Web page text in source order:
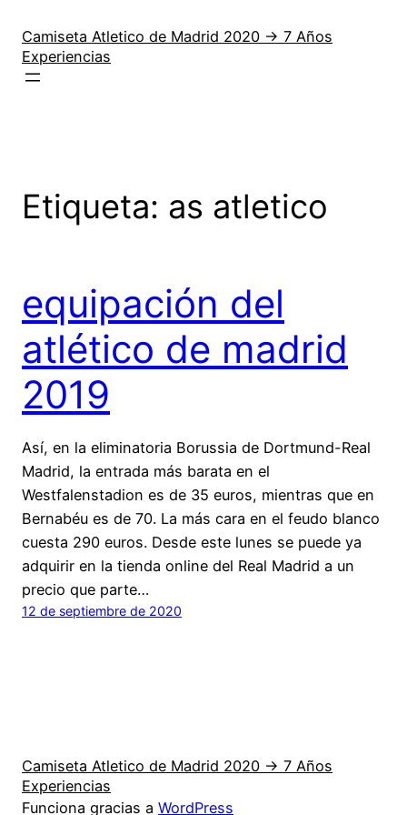
contenido
Camiseta Atletico de Madrid 2020 → 7 Años
Experiencias
Etiqueta: as atletico
equipación del
atlético de madrid
2019
Así, en la eliminatoria Borussia de Dortmund-Real
Madrid, la entrada más barata en el
Westfalenstadion es de 35 euros, mientras que en
Bernabéu es de 70. La más cara en el feudo blanco
cuesta 290 euros. Desde este lunes se puede ya
adquirir en la tienda online del Real Madrid a un
precio que parte…
12 de septiembre de 2020
Camiseta Atletico de Madrid 2020 → 7 Años
Experiencias
Funciona gracias a WordPress